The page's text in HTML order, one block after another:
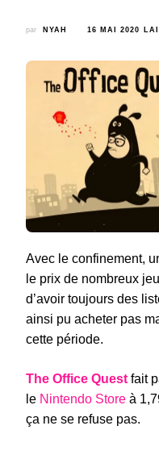
par NYAH 16 MAI 2020
Avec le confinement,
le prix de nombreux
d’avoir toujours des
ainsi pu acheter pas
cette période.
The Office Quest fait
le Nintendo Store à
ça ne se refuse pas.